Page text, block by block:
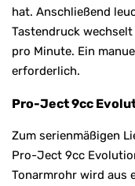
hat. Anschließend
Tastendruck
pro Minute. Ein
erforderlich.
Pro-Ject 9cc
Zum serienmäßigen
Pro-Ject 9cc
Tonarmrohr wird aus